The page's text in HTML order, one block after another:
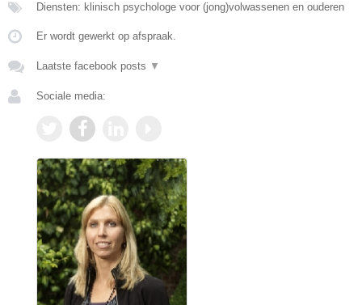
Diensten: klinisch psychologe voor (jong)volwassenen en ouderen
Er wordt gewerkt op afspraak.
Laatste facebook posts ▼
Sociale media: